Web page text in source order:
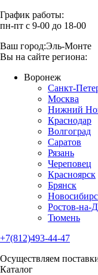
График работы:
пн-пт с 9-00 до 18-00
Ваш город:Эль-Монте
Вы на сайте региона:
Воронеж
Санкт-
Москва
Нижний
Краснодар
Волгоград
Саратов
Рязань
Череповец
Красноярск
Брянск
Ростов-на-
Тюмень
+7(812)493-44-47
Осуществляем
Каталог